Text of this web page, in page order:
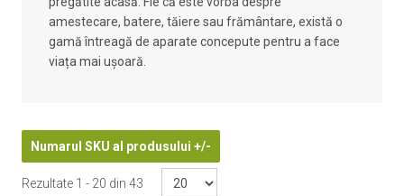
amestecare, batere, tăiere sau frământare, există o
gamă întreagă de aparate concepute pentru a face
viața mai ușoară.
Numarul SKU al produsului +/-
Rezultate 1 - 20 din 43